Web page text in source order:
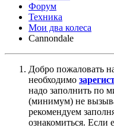
Форум
Техника
Мои два колеса
Cannondale
Добро пожаловать
необходимо
надо заполнить по
(минимум) не
рекомендуем
ознакомиться.